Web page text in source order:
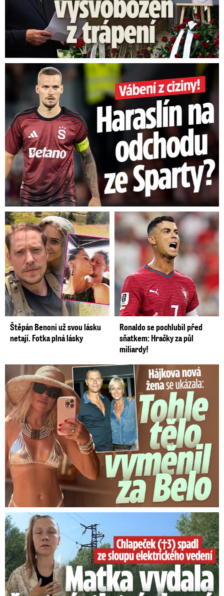
Vábení z ciziny! Haraslín na odchodu ze Sparty?
Štěpán Benoni už svou lásku
netají. Fotka plná lásky
Ronaldo se pochlubil před
sňatkem: Hračky za půl
miliardy!
Tohle tělo nahradilo Belo: Nová partnerka se ukázala...
Smrtelný pád chlapce: Matka vydala vyjádření na 16 stran